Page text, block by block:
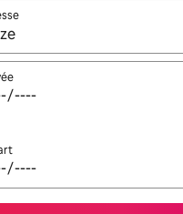
les résultats s'affichent,